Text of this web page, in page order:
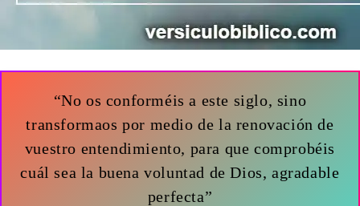
“No os conforméis a este siglo, sino
transformaos por medio de la renovación de
vuestro entendimiento, para que comprobéis
cuál sea la buena voluntad de Dios, agradable
perfecta”